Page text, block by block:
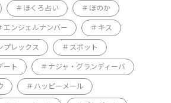
ほくろ占い ほのか
エンジェルナンバー キス
プレックス スポット
ート ナジャ・グランディーバ
ハッピーメール